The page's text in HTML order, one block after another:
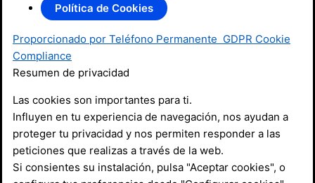
Política de Cookies
Proporcionado por Teléfono Permanente GDPR Cookie
Compliance
Resumen de privacidad
Las cookies son importantes para ti.
Influyen en tu experiencia de navegación, nos ayudan a
proteger tu privacidad y nos permiten responder a las
peticiones que realizas a través de la web.
Si consientes su instalación, pulsa "Aceptar cookies", o